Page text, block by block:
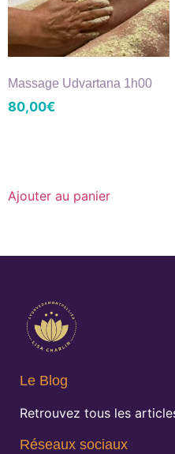
Massage Udvartana 1h00
80,00€
Ajouter au panier
Le Blog
Retrouvez tous les
Réseaux sociaux